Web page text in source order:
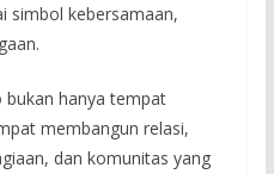
simbol kebersamaan,
bukan hanya tempat
membangun relasi,
dan komunitas yang